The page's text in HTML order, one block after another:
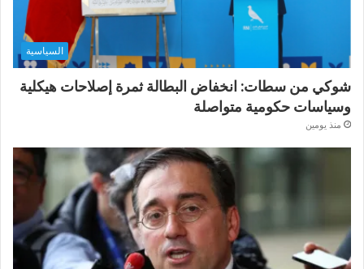
السياسية
شوكي من سطات: انخفاض البطالة ثمرة إصلاحات هيكلية
وسياسات حكومية متواصلة
منذ يومين